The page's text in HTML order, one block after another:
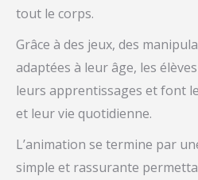
tout le corps.
Grâce à des jeux, des
adaptées à leur âge, les
leurs apprentissages et font
et leur vie quotidienne.
L’animation se termine par
simple et rassurante